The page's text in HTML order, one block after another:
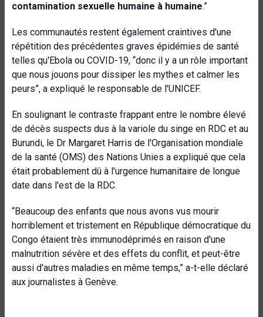
contamination sexuelle humaine à humaine.”
Les communautés restent également craintives d'une
répétition des précédentes graves épidémies de santé
telles qu'Ebola ou COVID-19, “donc il y a un rôle important
que nous jouons pour dissiper les mythes et calmer les
peurs”, a expliqué le responsable de l'UNICEF.
En soulignant le contraste frappant entre le nombre élevé
de décès suspects dus à la variole du singe en RDC et au
Burundi, le Dr Margaret Harris de l'Organisation mondiale
de la santé (OMS) des Nations Unies a expliqué que cela
était probablement dû à l'urgence humanitaire de longue
date dans l'est de la RDC.
“Beaucoup des enfants que nous avons vus mourir
horriblement et tristement en République démocratique du
Congo étaient très immunodéprimés en raison d'une
malnutrition sévère et des effets du conflit, et peut-être
aussi d'autres maladies en même temps,” a-t-elle déclaré
aux journalistes à Genève.